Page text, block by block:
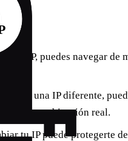
tu IP, puedes navegar de
Con una IP diferente,
en tu ubicación real.
tu IP puede protegerte